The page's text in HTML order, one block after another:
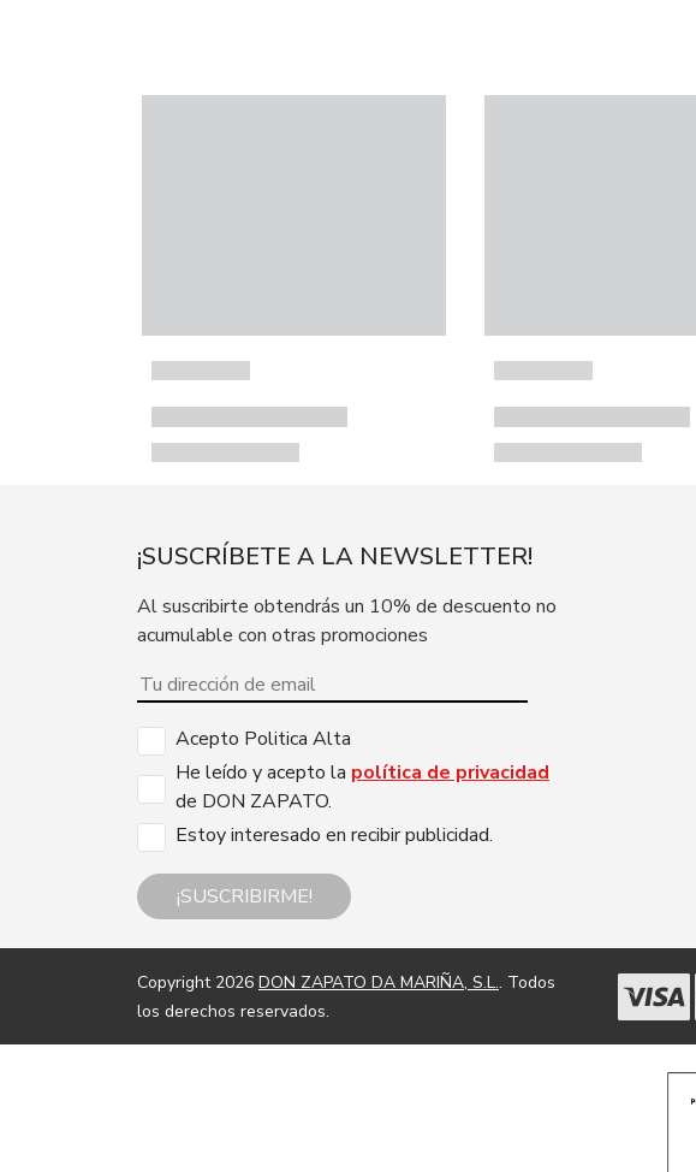
¡SUSCRÍBETE A LA NEWSLETTER!
Al suscribirte obtendrás un 10% de descuento no
acumulable con otras promociones
Acepto Politica Alta
He leído y acepto la política de privacidad
de DON ZAPATO.
Estoy interesado en recibir publicidad.
¡SUSCRIBIRME!
Copyright 2026 DON ZAPATO DA MARIÑA, S.L.. Todos
los derechos reservados.